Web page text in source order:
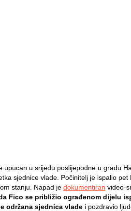
upucan u srijedu poslijepodne u gradu
sjednice vlade. Počinitelj je ispalio
stanju. Napad je dokumentiran video-
Fico se približio ograđenom dijelu
održana sjednica vlade i pozdravio